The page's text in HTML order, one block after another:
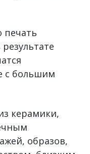
печать
с большим
керамики,
образов,